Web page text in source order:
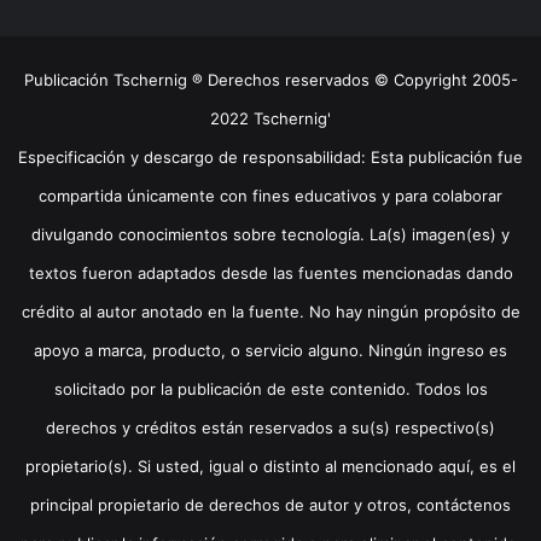
Publicación Tschernig ® Derechos reservados © Copyright 2005-
2022 Tschernig'
Especificación y descargo de responsabilidad: Esta publicación fue
compartida únicamente con fines educativos y para colaborar
divulgando conocimientos sobre tecnología. La(s) imagen(es) y
textos fueron adaptados desde las fuentes mencionadas dando
crédito al autor anotado en la fuente. No hay ningún propósito de
apoyo a marca, producto, o servicio alguno. Ningún ingreso es
solicitado por la publicación de este contenido. Todos los
derechos y créditos están reservados a su(s) respectivo(s)
propietario(s). Si usted, igual o distinto al mencionado aquí, es el
principal propietario de derechos de autor y otros, contáctenos